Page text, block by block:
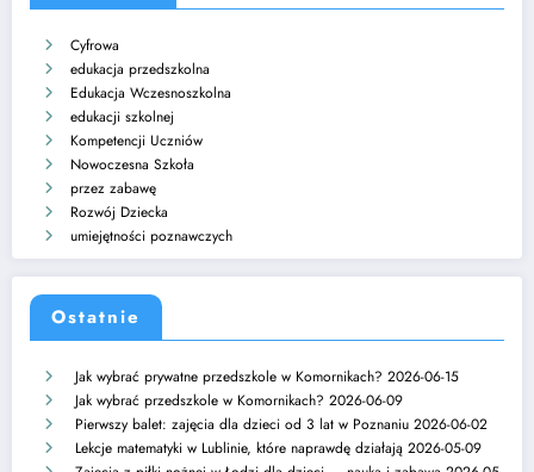
Cyfrowa
edukacja przedszkolna
Edukacja Wczesnoszkolna
edukacji szkolnej
Kompetencji Uczniów
Nowoczesna Szkoła
przez zabawę
Rozwój Dziecka
umiejętności poznawczych
Ostatnie
Jak wybrać prywatne przedszkole w Komornikach? 2026-06-15
Jak wybrać przedszkole w Komornikach? 2026-06-09
Pierwszy balet: zajęcia dla dzieci od 3 lat w Poznaniu 2026-06-02
Lekcje matematyki w Lublinie, które naprawdę działają 2026-05-09